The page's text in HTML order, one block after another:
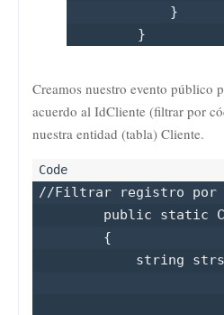
            }
        }
Creamos nuestro evento público
acuerdo al IdCliente (filtrar por
nuestra entidad (tabla) Cliente.
//Filtrar registro por
public static
        {
string